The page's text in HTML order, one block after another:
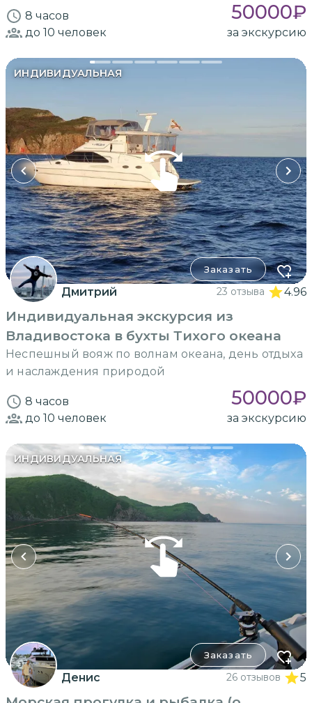
8 часов 50000₽
до 10 человек за экскурсию
ИНДИВИДУАЛЬНАЯ
Заказать
Дмитрий 23 отзыва 4.96
Индивидуальная экскурсия из
Владивостока в бухты Тихого океана
Неспешный вояж по волнам океана, день отдыха
и наслаждения природой
8 часов 50000₽
до 10 человек за экскурсию
ИНДИВИДУАЛЬНАЯ
Заказать
Денис 26 отзывов 5